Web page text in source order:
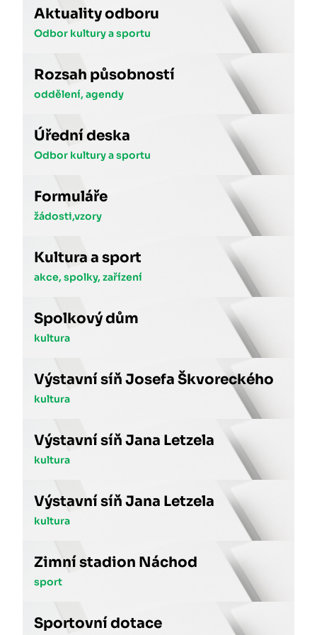
Aktuality odboru
Odbor kultury a sportu
Rozsah působností
oddělení, agendy
Úřední deska
Odbor kultury a sportu
Formuláře
žádosti,vzory
Kultura a sport
akce, spolky, zařízení
Spolkový dům
kultura
Výstavní síň Josefa Škvoreckého
kultura
Výstavní síň Jana Letzela
kultura
Výstavní síň Jana Letzela
kultura
Zimní stadion Náchod
sport
Sportovní dotace